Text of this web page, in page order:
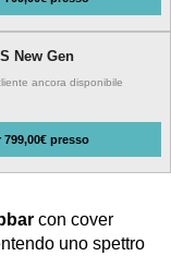
New Gen
ancora disponibile
presso
con cover
uno spettro